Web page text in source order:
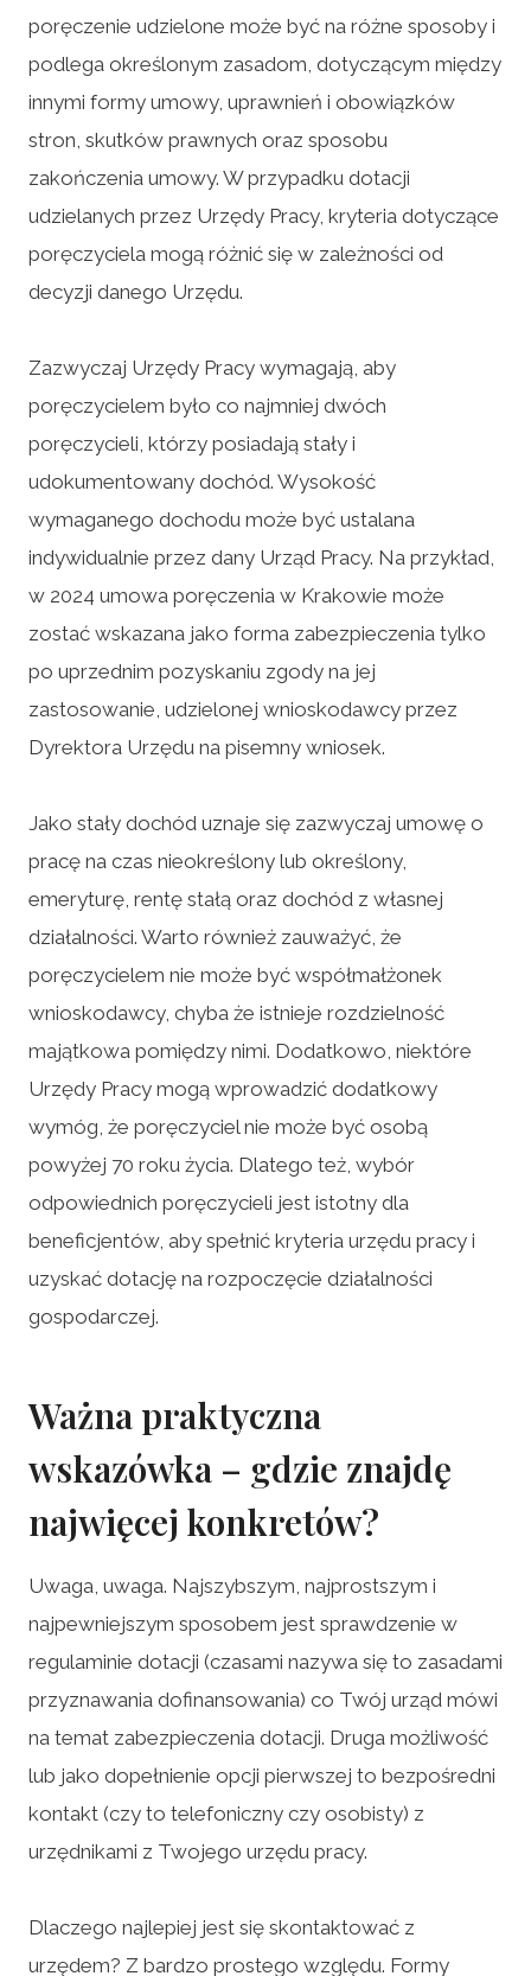
poręczenie udzielone może być na różne sposoby i
podlega określonym zasadom, dotyczącym między
innymi formy umowy, uprawnień i obowiązków
stron, skutków prawnych oraz sposobu
zakończenia umowy. W przypadku dotacji
udzielanych przez Urzędy Pracy, kryteria dotyczące
poręczyciela mogą różnić się w zależności od
decyzji danego Urzędu.
Zazwyczaj Urzędy Pracy wymagają, aby
poręczycielem było co najmniej dwóch
poręczycieli, którzy posiadają stały i
udokumentowany dochód. Wysokość
wymaganego dochodu może być ustalana
indywidualnie przez dany Urząd Pracy. Na przykład,
w 2024 umowa poręczenia w Krakowie może
zostać wskazana jako forma zabezpieczenia tylko
po uprzednim pozyskaniu zgody na jej
zastosowanie, udzielonej wnioskodawcy przez
Dyrektora Urzędu na pisemny wniosek.
Jako stały dochód uznaje się zazwyczaj umowę o
pracę na czas nieokreślony lub określony,
emeryturę, rentę stałą oraz dochód z własnej
działalności. Warto również zauważyć, że
poręczycielem nie może być współmałżonek
wnioskodawcy, chyba że istnieje rozdzielność
majątkowa pomiędzy nimi. Dodatkowo, niektóre
Urzędy Pracy mogą wprowadzić dodatkowy
wymóg, że poręczyciel nie może być osobą
powyżej 70 roku życia. Dlatego też, wybór
odpowiednich poręczycieli jest istotny dla
beneficjentów, aby spełnić kryteria urzędu pracy i
uzyskać dotację na rozpoczęcie działalności
gospodarczej.
Ważna praktyczna
wskazówka – gdzie znajdę
najwięcej konkretów?
Uwaga, uwaga. Najszybszym, najprostszym i
najpewniejszym sposobem jest sprawdzenie w
regulaminie dotacji (czasami nazywa się to zasadami
przyznawania dofinansowania) co Twój urząd mówi
na temat zabezpieczenia dotacji. Druga możliwość
lub jako dopełnienie opcji pierwszej to bezpośredni
kontakt (czy to telefoniczny czy osobisty) z
urzędnikami z Twojego urzędu pracy.
Dlaczego najlepiej jest się skontaktować z
urzędem? Z bardzo prostego względu. Formy